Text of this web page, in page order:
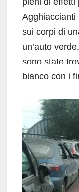
Agghiaccianti
sui corpi di
un’auto
sono state
bianco con i